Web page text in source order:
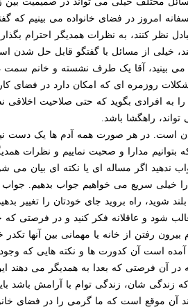
امروز در فضای خانواده می بینیم
نظر کنند، به نظرات همدیگر احترام
خیلی از مسائل با گفتگو قابل حل شدن
می بینید، آقا یک طرف نشسته و خانم
روزمره ای که امکان دارد در فضای
به افرادی بگوید که حتی صلاحیت اخلاقی
راهگشا باشد.
است. در هر صورت همه آدم ها یک دست
بتوانیم مدارا و صحبت نماییم و نظرات
ندهید اگر مساله ای یا نکته ای بیان
خیلی سریع می خواهیم جواب بدهیم. جواب
شوید، راه بروید جای خودتان را تغییر
شود و عاقلانه فکر کنید و در فرصتی که
رفتن از خانه یا مهمانی بین آنها
است آن کدورت ها و نکته هایی که وجود
آن فرصتی که بعدا به همدیگر می دهند
زندگی شان، زندگی توام با آرامش باشد
آن موقع است که ما گرمی را در فضای